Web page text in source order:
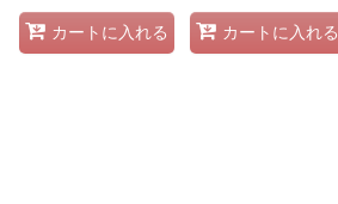
カートに入れる カートに入れる